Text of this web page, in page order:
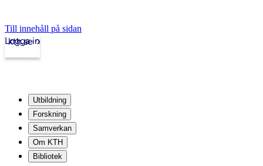
Till innehåll på sidan
kth.se
Logga in
Utbildning
Forskning
Samverkan
Om KTH
Bibliotek